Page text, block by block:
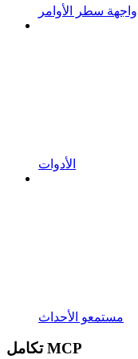
واجهة سطر الأوامر
الأدوات
مستمعو الأحداث
تكامل MCP